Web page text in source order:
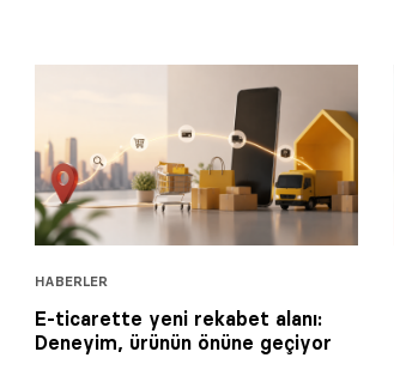
HABERLER
E-ticarette yeni rekabet alanı:
Deneyim, ürünün önüne geçiyor